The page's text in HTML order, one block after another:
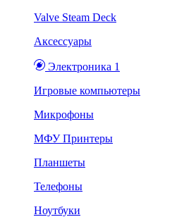
Valve Steam Deck
Аксессуары
Электроника 1
Игровые компьютеры
Микрофоны
МФУ Принтеры
Планшеты
Телефоны
Ноутбуки